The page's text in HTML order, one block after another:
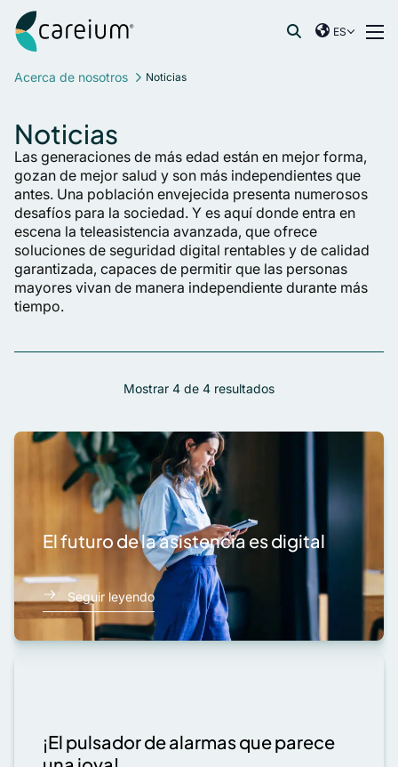
Ir al contenido
Careium Spain
ES
Norway
Spain
Sweden
United Kingdom
Buscar:
Acerca de nosotros Noticias
Noticias
Las generaciones de más edad están en mejor forma,
gozan de mejor salud y son más independientes que
antes. Una población envejecida presenta numerosos
desafíos para la sociedad. Y es aquí donde entra en
escena la teleasistencia avanzada, que ofrece
soluciones de seguridad digital rentables y de calidad
garantizada, capaces de permitir que las personas
mayores vivan de manera independiente durante más
tiempo.
Mostrar 4 de 4 resultados
El futuro de la asistencia es digital
Seguir leyendo
¡El pulsador de alarmas que parece